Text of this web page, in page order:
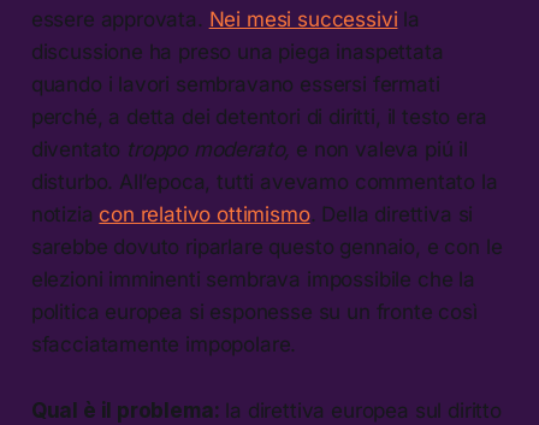
essere approvata. Nei mesi successivi la
discussione ha preso una piega inaspettata
quando i lavori sembravano essersi fermati
perché, a detta dei detentori di diritti, il testo era
diventato troppo moderato, e non valeva piú il
disturbo. All’epoca, tutti avevamo commentato la
notizia con relativo ottimismo. Della direttiva si
sarebbe dovuto riparlare questo gennaio, e con le
elezioni imminenti sembrava impossibile che la
politica europea si esponesse su un fronte così
sfacciatamente impopolare.
Qual è il problema: la direttiva europea sul diritto